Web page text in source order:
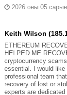
2026 оны 05
Keith Wilson
ETHEREUM
HELPED ME
cryptocurrency
essential. I would
professional team
recovery of lost or
experts are